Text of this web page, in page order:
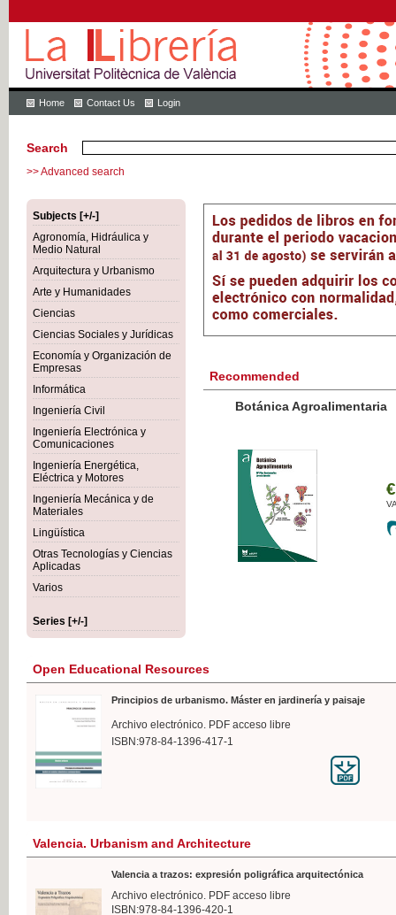
Home Contact Us Login
Search
>> Advanced search
Subjects [+/-]
Agronomía, Hidráulica y
Medio Natural
Arquitectura y Urbanismo
Arte y Humanidades
Ciencias
Ciencias Sociales y Jurídicas
Economía y Organización de
Empresas
Informática
Ingeniería Civil
Ingeniería Electrónica y
Comunicaciones
Ingeniería Energética,
Eléctrica y Motores
Ingeniería Mecánica y de
Materiales
Lingüística
Otras Tecnologías y Ciencias
Aplicadas
Varios
Series [+/-]
Recommended
Botánica Agroalimentaria
VAT
Open Educational Resources
Principios de urbanismo. Máster en jardinería y paisaje
Archivo electrónico. PDF acceso libre
ISBN:978-84-1396-417-1
Valencia. Urbanism and Architecture
Valencia a trazos: expresión poligráfica arquitectónica
Archivo electrónico. PDF acceso libre
ISBN:978-84-1396-420-1